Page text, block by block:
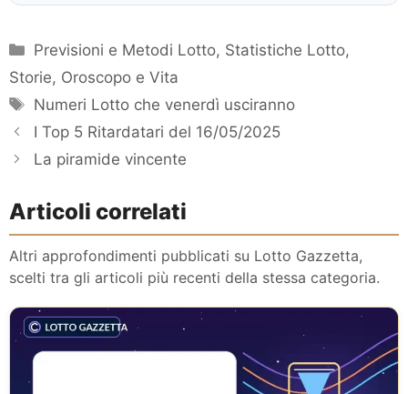
Categorie
Previsioni e Metodi Lotto, Statistiche Lotto,
Storie, Oroscopo e Vita
Tag
Numeri Lotto che venerdì usciranno
I Top 5 Ritardatari del 16/05/2025
La piramide vincente
Articoli correlati
Altri approfondimenti pubblicati su Lotto Gazzetta,
scelti tra gli articoli più recenti della stessa categoria.